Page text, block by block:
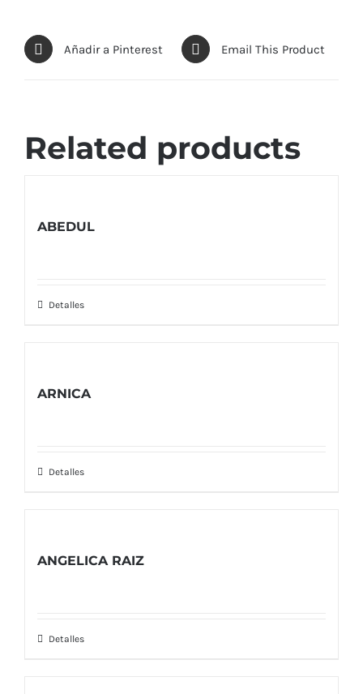
Añadir a Pinterest Email This Product
Related products
ABEDUL
Detalles
ARNICA
Detalles
ANGELICA RAIZ
Detalles